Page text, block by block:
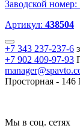
Заводской номер:
Артикул: 438504
+7 343 237-237-6
+7 902 409-97-93
Просторная - 146
Мы в соц. сетях